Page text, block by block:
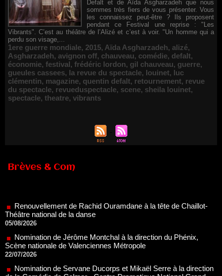
Defalt et de Aïda Asgharzadeh que nous
sommes très fiers de vous présenter. Vous
les connaissez peut-être ? Ils proposent
pendant ce Festival une reprise : "Les
Vibrants". C’est au théâtre de l’Alizé et c’est à voir. "Un homme qui a
perdu son visage,...
1ere guerre mondiale, 2015, Aïda Asgharzadeh, alizé,
Asgharzadeh, avignon off, chauveau, comédie, defalt,
économie, festival, frédéric lordon, gil chauveau, guerre,
gueules cassees, la revue du spectacle, louinet, luc
clémentin, magazine, quentin defalt, retournement, revue
du spectacle, revueduspectacle, scene, sheila louinet,
spectacle, theatre, vibrants
Brèves & Com
05/08/2026
Nomination de Jérôme Montchal à la direction du Phénix,
Scène nationale de Valenciennes Métropole
22/07/2026
Nomination de Servane Ducorps et Mikaël Serre à la direction
de la Comédie de Colmar - Centre Dramatique National Grand
07/07/2026